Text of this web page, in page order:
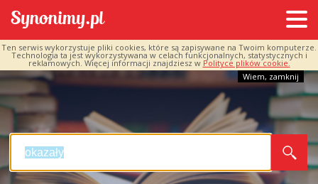
Ten serwis wykorzystuje pliki cookies, które są zapisywane na Twoim komputerze.
Technologia ta jest wykorzystywana w celach funkcjonalnych, statystycznych i
reklamowych. Więcej informacji znajdziesz w Polityce plików cookie.
Wiem, zamknij